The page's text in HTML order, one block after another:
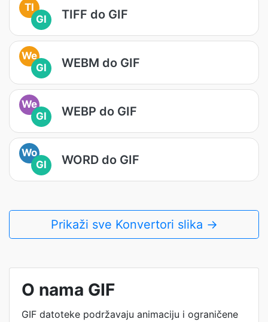
TI
GI
TIFF do GIF
We
GI
WEBM do GIF
We
GI
WEBP do GIF
Wo
GI
WORD do GIF
Prikaži sve Konvertori slika →
O nama GIF
GIF datoteke podržavaju animaciju i ograničene